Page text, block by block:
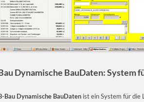
Dynamische BauDaten: System
Bau Dynamische BauDaten ist ein System für die